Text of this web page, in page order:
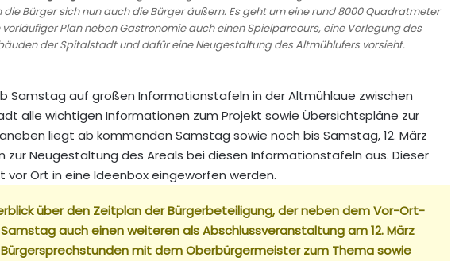
die Bürger sich nun auch die Bürger äußern. Es geht um eine rund 8000 Quadratmeter
Plan neben Gastronomie auch einen Spielparcours, eine Verlegung des
der Spitalstadt und dafür eine Neugestaltung des Altmühlufers vorsieht.
Samstag auf großen Informationstafeln in der Altmühlaue zwischen
alle wichtigen Informationen zum Projekt sowie Übersichtspläne zur
liegt ab kommenden Samstag sowie noch bis Samstag, 12. März
zur Neugestaltung des Areals bei diesen Informationstafeln aus. Dieser
vor Ort in eine Ideenbox eingeworfen werden.
über den Zeitplan der Bürgerbeteiligung, der neben dem Vor-Ort-
auch einen weiteren als Abschlussveranstaltung am 12. März
mit dem Oberbürgermeister zum Thema sowie